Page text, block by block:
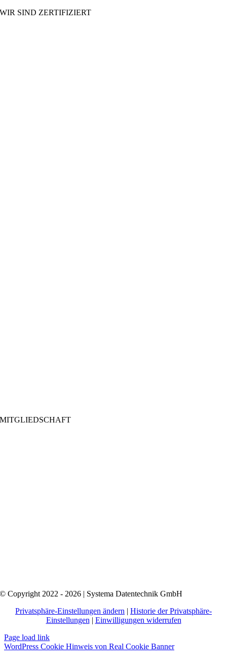
WIR SIND ZERTIFIZIERT
MITGLIEDSCHAFT
© Copyright 2022 - 2026 | Systema Datentechnik GmbH
Privatsphäre-Einstellungen ändern | Historie der Privatsphäre-
Einstellungen | Einwilligungen widerrufen
Page load link
WordPress Cookie Hinweis von Real Cookie Banner